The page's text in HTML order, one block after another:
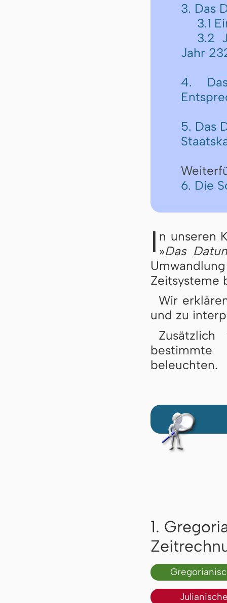
3. Das
3.1
3.2
Jahr
4.
5. Das
6. Die
I n unseren
»Das
Zeitsysteme
Wir
und zu
beleuchten.
1.